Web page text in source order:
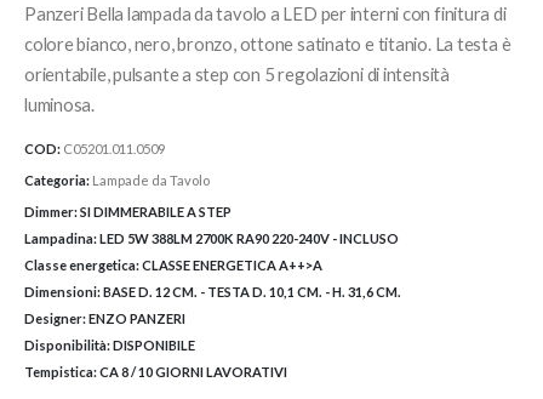
da
350,00€
a
Panzeri Bella lampada da tavolo a LED per interni con finitura di
colore bianco, nero, bronzo, ottone satinato e titanio. La testa è
orientabile, pulsante a step con 5 regolazioni di intensità
luminosa.
COD: C05201.011.0509
Categoria: Lampade da Tavolo
Dimmer:SI DIMMERABILE A STEP
Lampadina:LED 5W 388LM 2700K RA90 220-240V - INCLUSO
Classe energetica:CLASSE ENERGETICA A++>A
Dimensioni:BASE D. 12 CM. - TESTA D. 10,1 CM. - H. 31,6 CM.
Designer:ENZO PANZERI
Disponibilità:DISPONIBILE
Tempistica:CA 8 / 10 GIORNI LAVORATIVI